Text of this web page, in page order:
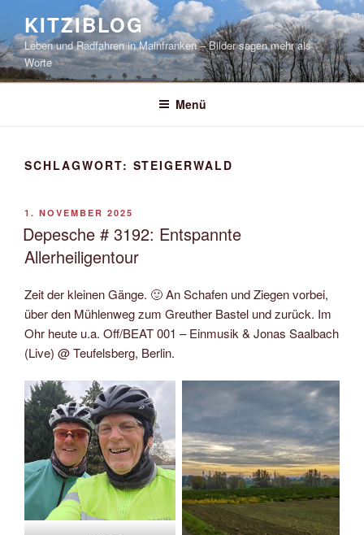
springen
KITZIBLOG
Leben und Radfahren in Mainfranken – Bilder sagen mehr als
Worte
Menü
SCHLAGWORT: STEIGERWALD
VERÖFFENTLICHT
AM
1. NOVEMBER 2025
Depesche # 3192: Entspannte
Allerheiligentour
Zeit der kleinen Gänge. 🙂 An Schafen und Ziegen vorbei,
über den Mühlenweg zum Greuther Bastel und zurück. Im
Ohr heute u.a. Off/BEAT 001 – Einmusik & Jonas Saalbach
(Live) @ Teufelsberg, Berlin.